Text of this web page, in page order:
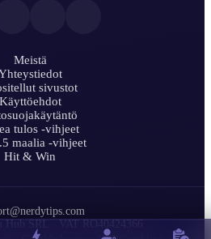
Meistä
sivustot
Käyttöehdot
tulos -vihjeet
maalia -vihjeet
Hit & Win
Hub SRL · VAT RO40424366